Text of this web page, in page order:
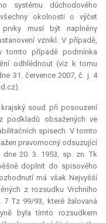
systému důchodového
okolnosti o výčet
prvky musí být naplněny
vznikl. V případě,
tomto případě podmínka
odhlédnout (viz k tomu
31. července 2007, č. j. 4
soud při posouzení
podkladů obsažených ve
spisech. V tomto
pravomocný odsuzující
20. 3. 1953, sp. zn. Tk
doplnit do spisového
má však Nejvyšší
z rozsudku Vrchního
Tz 99/93, které žalovaná
byla tímto rozsudkem